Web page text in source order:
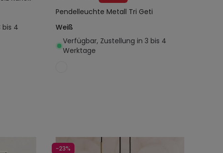
bis 4
Pendelleuchte Metall Tri Geti
Weiß
Verfügbar, Zustellung in 3 bis 4
Werktage
-23%